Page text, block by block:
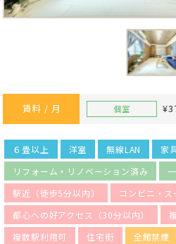
賃料 / 月 個室
６畳以上 洋室 無線LAN
家
リフォーム・リノベーション済み
駅近（徒歩5分以内）
コンビニ・ス
都心への好アクセス（30分以内）
複数駅利用可
住宅街 全館禁煙